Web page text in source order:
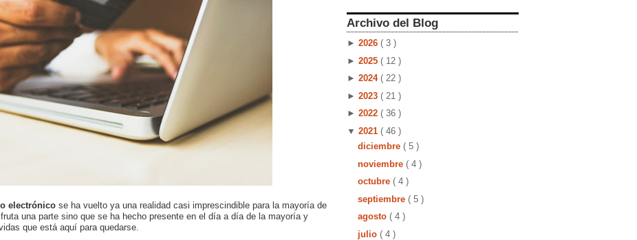
electrónico se ha vuelto ya una realidad casi imprescindible para la mayoría de
una parte sino que se ha hecho presente en el día a día de la mayoría y
que está aquí para quedarse.
Archivo del Blog
► 2026 ( 3 )
► 2025 ( 12 )
► 2024 ( 22 )
► 2023 ( 21 )
► 2022 ( 36 )
▼ 2021 ( 46 )
diciembre ( 5 )
noviembre ( 4 )
octubre ( 4 )
septiembre ( 5 )
agosto ( 4 )
julio ( 4 )